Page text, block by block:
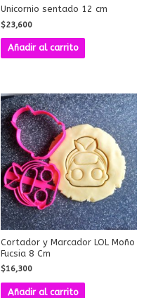
Unicornio sentado 12 cm
$23,600
Añadir al carrito
Cortador y Marcador LOL Moño
Fucsia 8 Cm
$16,300
Añadir al carrito